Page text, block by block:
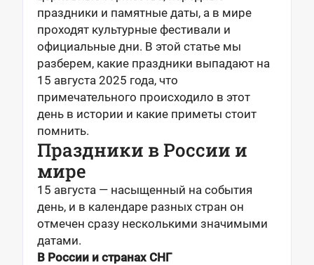
праздники и памятные даты, а в мире
проходят культурные фестивали и
официальные дни. В этой статье мы
разберем, какие праздники выпадают на
15 августа 2025 года, что
примечательного происходило в этот
день в истории и какие приметы стоит
помнить.
Праздники в России и
мире
15 августа — насыщенный на события
день, и в календаре разных стран он
отмечен сразу несколькими значимыми
датами.
В России и странах СНГ